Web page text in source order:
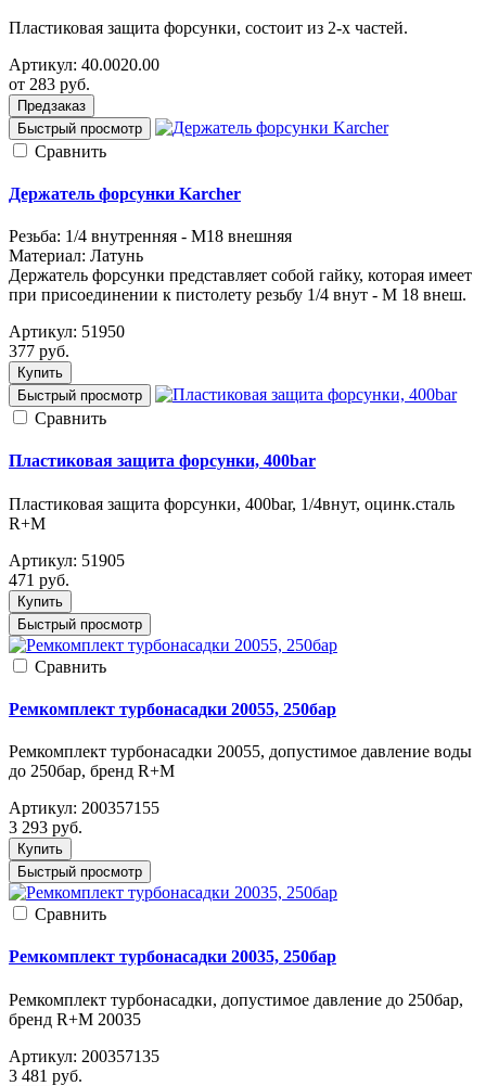
Пластиковая защита форсунки, состоит из 2-х частей.
Артикул: 40.0020.00
от 283 руб.
Предзаказ
Быстрый просмотр
Cравнить
Держатель форсунки Karcher
Резьба: 1/4 внутренняя - M18 внешняя
Материал: Латунь
Держатель форсунки представляет собой гайку, которая имеет
при присоединении к пистолету резьбу 1/4 внут - M 18 внеш.
Артикул: 51950
377 руб.
Купить
Быстрый просмотр
Cравнить
Пластиковая защита форсунки, 400bar
Пластиковая защита форсунки, 400bar, 1/4внут, оцинк.сталь
R+M
Артикул: 51905
471 руб.
Купить
Быстрый просмотр
Cравнить
Ремкомплект турбонасадки 20055, 250бар
Ремкомплект турбонасадки 20055, допустимое давление воды
до 250бар, бренд R+M
Артикул: 200357155
3 293 руб.
Купить
Быстрый просмотр
Cравнить
Ремкомплект турбонасадки 20035, 250бар
Ремкомплект турбонасадки, допустимое давление до 250бар,
бренд R+M 20035
Артикул: 200357135
3 481 руб.